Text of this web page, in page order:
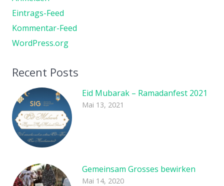
Eintrags-Feed
Kommentar-Feed
WordPress.org
Recent Posts
Eid Mubarak – Ramadanfest 2021
Mai 13, 2021
Gemeinsam Grosses bewirken
Mai 14, 2020